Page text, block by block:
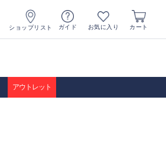
ショップリスト ガイド お気に入り カート
アウトレット